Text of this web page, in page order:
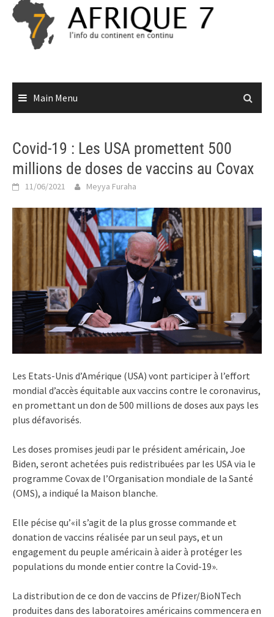
Skip
content
Main Menu
Covid-19 : Les USA promettent 500
millions de doses de vaccins au Covax
11/06/2021 Meyya Furaha
Les Etats-Unis d’Amérique (USA) vont participer à l’effort
mondial d’accès équitable aux vaccins contre le coronavirus,
en promettant un don de 500 millions de doses aux pays les
plus défavorisés.
Les doses promises jeudi par le président américain, Joe
Biden, seront achetées puis redistribuées par les USA via le
programme Covax de l’Organisation mondiale de la Santé
(OMS), a indiqué la Maison blanche.
Elle pécise qu’«il s’agit de la plus grosse commande et
donation de vaccins réalisée par un seul pays, et un
engagement du peuple américain à aider à protéger les
populations du monde entier contre la Covid-19».
La distribution de ce don de vaccins de Pfizer/BioNTech
produites dans des laboratoires américains commencera en